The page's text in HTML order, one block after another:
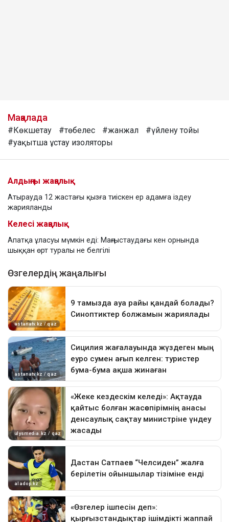
Мақалада
#Көкшетау #төбелес #жанжал
#үйлену тойы
#уақытша ұстау изоляторы
Алдыңғы жаңалық
Атырауда 12 жастағы қызға тиіскен ер адамға іздеу
жарияланды
Келесі жаңалық
Апатқа ұласуы мүмкін еді: Маңғыстаудағы кен орнында
шыққан өрт туралы не белгілі